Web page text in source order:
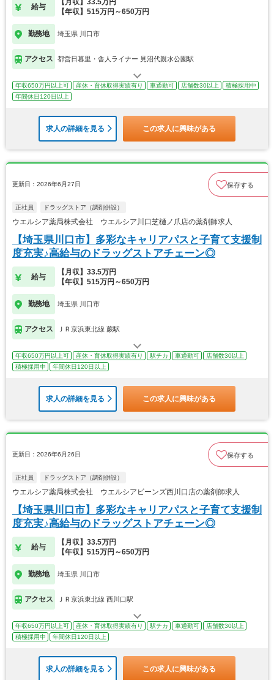
給与
【年収】515万円～650万円
勤務地 埼玉県 川口市
アクセス 都営日暮里・舎人ライナー 見沼代親水公園駅
年収650万円以上可 産休・育休取得実績有り 車通勤可 店舗数30以上
積極採用中
年間休日120日以上
求人の詳細を見る この求人に興味がある
更新日：2026年6月27日 保存する
正社員 ドラッグストア（調剤併設）
ウエルシア薬局株式会社 ウエルシア川口芝樋ノ爪店の薬剤師求人
【埼玉県川口市】多彩なキャリアパスと子育て支援制
度充実♪高給与のドラッグストアチェーン◎
給与
【月収】33.5万円
【年収】515万円～650万円
勤務地 埼玉県 川口市
アクセス ＪＲ京浜東北線 蕨駅
年収650万円以上可 産休・育休取得実績有り 駅チカ 車通勤可
店舗数30以上
積極採用中
年間休日120日以上
求人の詳細を見る この求人に興味がある
更新日：2026年6月26日 保存する
正社員 ドラッグストア（調剤併設）
ウエルシア薬局株式会社 ウエルシアビーンズ西川口店の薬剤師求人
【埼玉県川口市】多彩なキャリアパスと子育て支援制
度充実♪高給与のドラッグストアチェーン◎
給与
【月収】33.5万円
【年収】515万円～650万円
勤務地 埼玉県 川口市
アクセス ＪＲ京浜東北線 西川口駅
年収650万円以上可 産休・育休取得実績有り 駅チカ 車通勤可
店舗数30以上
積極採用中
年間休日120日以上
求人の詳細を見る この求人に興味がある